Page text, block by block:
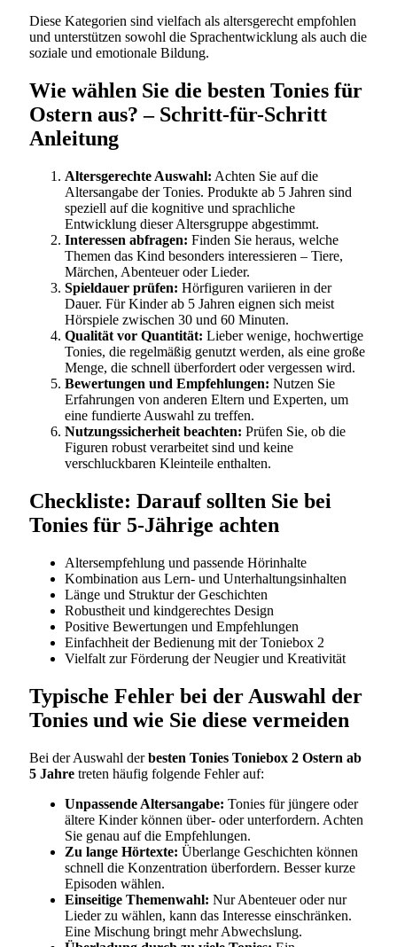
Diese Kategorien sind vielfach als altersgerecht empfohlen
und unterstützen sowohl die Sprachentwicklung als auch die
soziale und emotionale Bildung.
Wie wählen Sie die besten Tonies für
Ostern aus? – Schritt-für-Schritt
Anleitung
Altersgerechte Auswahl: Achten Sie auf die
Altersangabe der Tonies. Produkte ab 5 Jahren sind
speziell auf die kognitive und sprachliche
Entwicklung dieser Altersgruppe abgestimmt.
Interessen abfragen: Finden Sie heraus, welche
Themen das Kind besonders interessieren – Tiere,
Märchen, Abenteuer oder Lieder.
Spieldauer prüfen: Hörfiguren variieren in der
Dauer. Für Kinder ab 5 Jahren eignen sich meist
Hörspiele zwischen 30 und 60 Minuten.
Qualität vor Quantität: Lieber wenige, hochwertige
Tonies, die regelmäßig genutzt werden, als eine große
Menge, die schnell überfordert oder vergessen wird.
Bewertungen und Empfehlungen: Nutzen Sie
Erfahrungen von anderen Eltern und Experten, um
eine fundierte Auswahl zu treffen.
Nutzungssicherheit beachten: Prüfen Sie, ob die
Figuren robust verarbeitet sind und keine
verschluckbaren Kleinteile enthalten.
Checkliste: Darauf sollten Sie bei
Tonies für 5-Jährige achten
Altersempfehlung und passende Hörinhalte
Kombination aus Lern- und Unterhaltungsinhalten
Länge und Struktur der Geschichten
Robustheit und kindgerechtes Design
Positive Bewertungen und Empfehlungen
Einfachheit der Bedienung mit der Toniebox 2
Vielfalt zur Förderung der Neugier und Kreativität
Typische Fehler bei der Auswahl der
Tonies und wie Sie diese vermeiden
Bei der Auswahl derbesten Tonies Toniebox 2 Ostern ab
5 Jahre treten häufig folgende Fehler auf:
Unpassende Altersangabe: Tonies für jüngere oder
ältere Kinder können über- oder unterfordern. Achten
Sie genau auf die Empfehlungen.
Zu lange Hörtexte: Überlange Geschichten können
schnell die Konzentration überfordern. Besser kurze
Episoden wählen.
Einseitige Themenwahl: Nur Abenteuer oder nur
Lieder zu wählen, kann das Interesse einschränken.
Eine Mischung bringt mehr Abwechslung.